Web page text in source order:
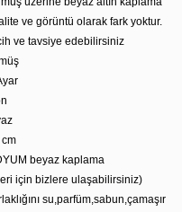
ve görüntü olarak fark yoktur.
ve tavsiye edebilirsiniz
cm
beyaz kaplama
için bizlere ulaşabilirsiniz)
su,parfüm,sabun,çamaşır